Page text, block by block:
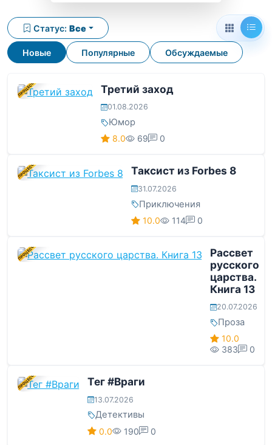
Новые Популярные Обсуждаемые
Статус: Все
В ПРОЦЕССЕ Третий заход
01.08.2026
Юмор
8.0 69 0
В ПРОЦЕССЕ Таксист из Forbes 8
31.07.2026
Приключения
10.0 114 0
В ПРОЦЕССЕ
Рассвет
русского
царства.
Книга 13
20.07.2026
Проза
10.0
383
0
В ПРОЦЕССЕ Тег #Враги
13.07.2026
Детективы
0.0 190 0